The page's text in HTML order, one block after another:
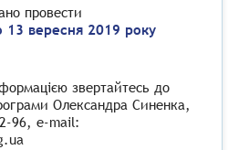
провести
13 вересня 2019 року
звертайтесь до
Олександра Синенка,
96, e-mail: